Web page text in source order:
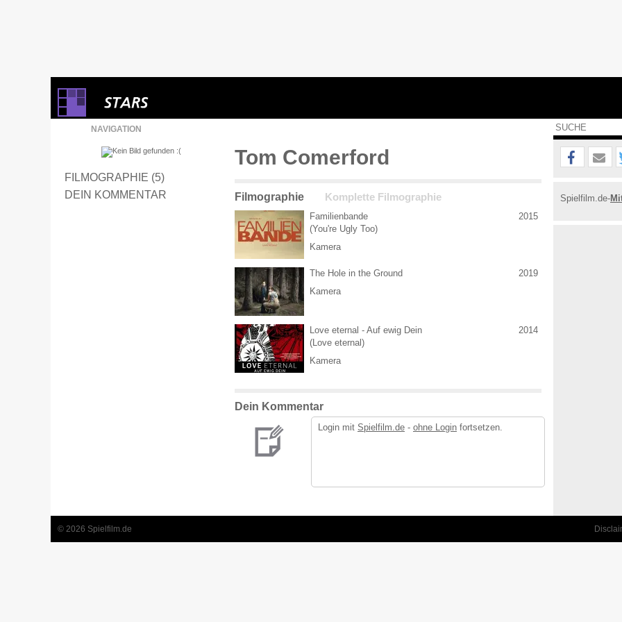
NAVIGATION
FILMOGRAPHIE (5)
DEIN KOMMENTAR
Tom Comerford
Filmographie Komplette Filmographie
Familienbande
(You're Ugly Too)
Kamera
2015
The Hole in the Ground
Kamera
2019
Love eternal - Auf ewig Dein
(Love eternal)
Kamera
2014
Dein Kommentar
Login mit Spielfilm.de - ohne Login fortsetzen.
Spielfilm.de-
© 2026 Spielfilm.de